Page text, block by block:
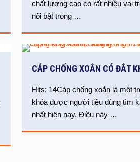
chất lượng cao có rất nhiều vai
nổi bật trong …
CÁP CHỐNG XOẮN CÓ ĐẮT
Hits: 14Cáp chống xoắn là một
khóa được người tiêu dùng tìm
nhất hiện nay. Điều này …